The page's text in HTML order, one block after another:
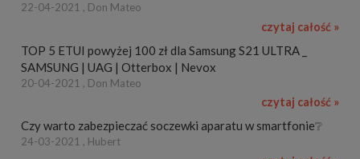
22-04-2021 , Don Mateo
czytaj całość »
TOP 5 ETUI powyżej 100 zł dla Samsung S21 ULTRA _
SAMSUNG | UAG | Otterbox | Nevox
20-04-2021 , Don Mateo
czytaj całość »
Czy warto zabezpieczać soczewki aparatu w smartfonie❔
24-03-2021 , Hubert